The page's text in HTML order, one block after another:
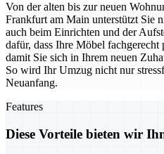
Von der alten bis zur neuen
Frankfurt am Main unterstützt Sie
auch beim Einrichten und der
dafür, dass Ihre Möbel
damit Sie sich in Ihrem neuen
So wird Ihr Umzug nicht nur
Neuanfang.
Features
Diese Vorteile bieten wir